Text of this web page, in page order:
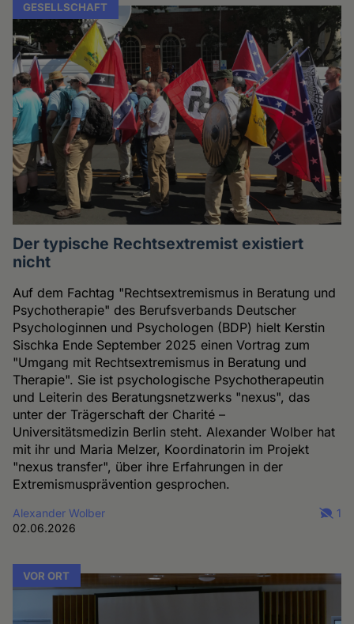
GESELLSCHAFT
Der typische Rechtsextremist existiert
nicht
Auf dem Fachtag "Rechtsextremismus in Beratung und
Psychotherapie" des Berufsverbands Deutscher
Psychologinnen und Psychologen (BDP) hielt Kerstin
Sischka Ende September 2025 einen Vortrag zum
"Umgang mit Rechtsextremismus in Beratung und
Therapie". Sie ist psychologische Psychotherapeutin
und Leiterin des Beratungsnetzwerks "nexus", das
unter der Trägerschaft der Charité –
Universitätsmedizin Berlin steht. Alexander Wolber hat
mit ihr und Maria Melzer, Koordinatorin im Projekt
"nexus transfer", über ihre Erfahrungen in der
Extremismusprävention gesprochen.
Alexander Wolber
02.06.2026
1
VOR ORT